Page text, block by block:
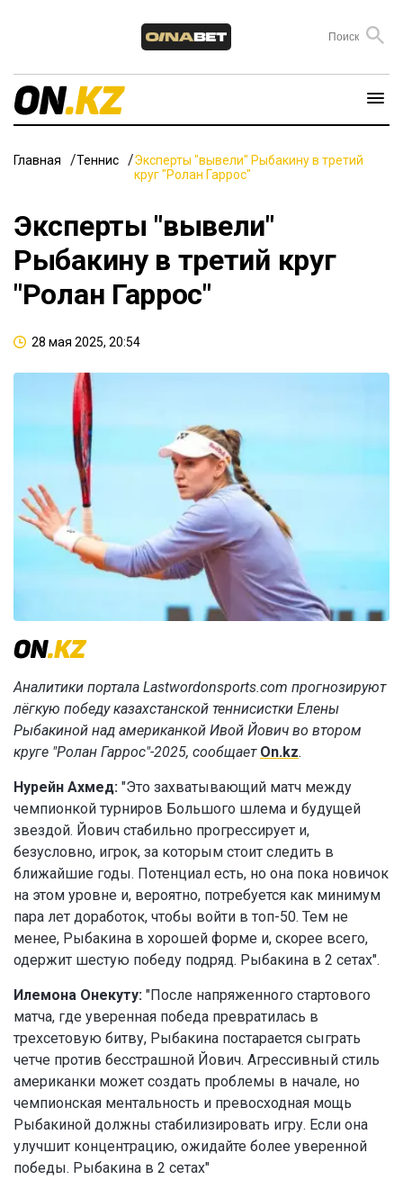
Главная Теннис
Эксперты "вывели" Рыбакину в третий
круг "Ролан Гаррос"
Эксперты "вывели"
Рыбакину в третий круг
"Ролан Гаррос"
28 мая 2025, 20:54
Аналитики портала Lastwordonsports.com прогнозируют
лёгкую победу казахстанской теннисистки Елены
Рыбакиной над американкой Ивой Йович во втором
круге "Ролан Гаррос"-2025, сообщает On.kz.
Нурейн Ахмед: "Это захватывающий матч между
чемпионкой турниров Большого шлема и будущей
звездой. Йович стабильно прогрессирует и,
безусловно, игрок, за которым стоит следить в
ближайшие годы. Потенциал есть, но она пока новичок
на этом уровне и, вероятно, потребуется как минимум
пара лет доработок, чтобы войти в топ-50. Тем не
менее, Рыбакина в хорошей форме и, скорее всего,
одержит шестую победу подряд. Рыбакина в 2 сетах".
Илемона Онекуту: "После напряженного стартового
матча, где уверенная победа превратилась в
трехсетовую битву, Рыбакина постарается сыграть
четче против бесстрашной Йович. Агрессивный стиль
американки может создать проблемы в начале, но
чемпионская ментальность и превосходная мощь
Рыбакиной должны стабилизировать игру. Если она
улучшит концентрацию, ожидайте более уверенной
победы. Рыбакина в 2 сетах"